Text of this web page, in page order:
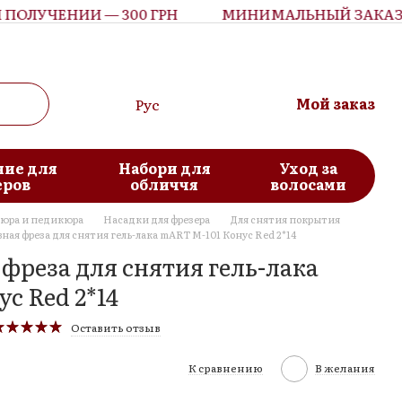
— 300 ГРН МИНИМАЛЬНЫЙ ЗАКАЗ
Рус Мой заказ
для Набори для
обличчя
Уход за
волосами
и педикюра Насадки для фрезера
Для снятия покрытия
фреза для снятия гель-лака mART M-101 Конус Red 2*14
для снятия гель-лака
Red 2*14
Оставить отзыв
К сравнению В желания